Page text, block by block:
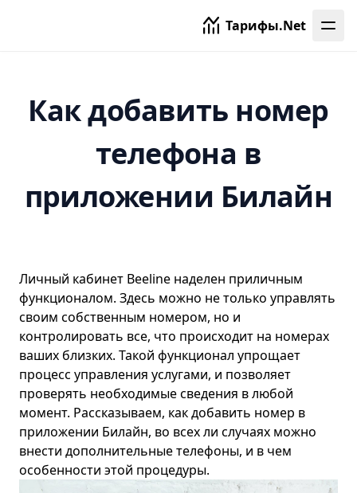
Тарифы.Net
Челябинск
Как добавить номер
телефона в
приложении Билайн
Личный кабинет Beeline наделен приличным
функционалом. Здесь можно не только управлять
своим собственным номером, но и
контролировать все, что происходит на номерах
ваших близких. Такой функционал упрощает
процесс управления услугами, и позволяет
проверять необходимые сведения в любой
момент. Рассказываем, как добавить номер в
приложении Билайн, во всех ли случаях можно
внести дополнительные телефоны, и в чем
особенности этой процедуры.